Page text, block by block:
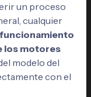
un proceso
cualquier
los motores
modelo del
con el